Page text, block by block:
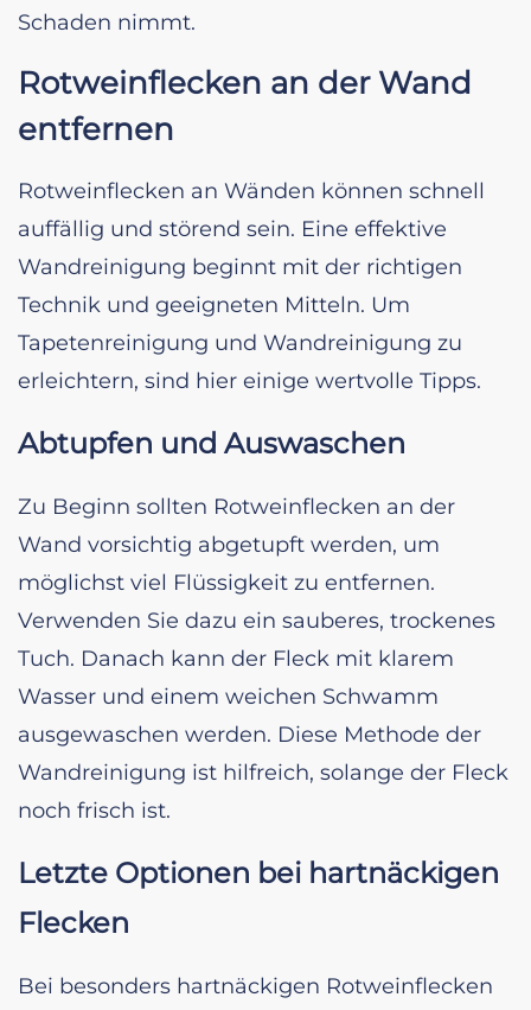
Schaden nimmt.
Rotweinflecken an der Wand
entfernen
Rotweinflecken an Wänden können schnell
auffällig und störend sein. Eine effektive
Wandreinigung beginnt mit der richtigen
Technik und geeigneten Mitteln. Um
Tapetenreinigung und Wandreinigung zu
erleichtern, sind hier einige wertvolle Tipps.
Abtupfen und Auswaschen
Zu Beginn sollten Rotweinflecken an der
Wand vorsichtig abgetupft werden, um
möglichst viel Flüssigkeit zu entfernen.
Verwenden Sie dazu ein sauberes, trockenes
Tuch. Danach kann der Fleck mit klarem
Wasser und einem weichen Schwamm
ausgewaschen werden. Diese Methode der
Wandreinigung ist hilfreich, solange der Fleck
noch frisch ist.
Letzte Optionen bei hartnäckigen
Flecken
Bei besonders hartnäckigen Rotweinflecken